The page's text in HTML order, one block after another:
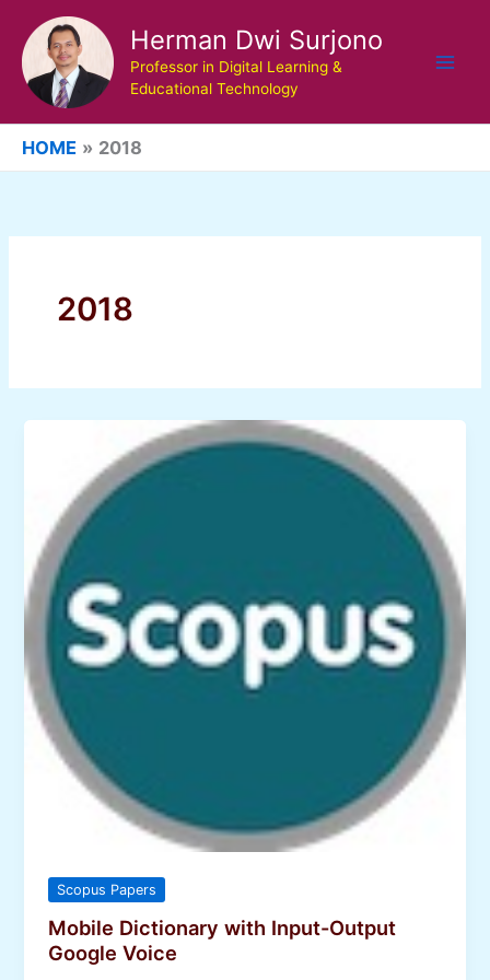
content
Herman Dwi Surjono
Professor in Digital Learning &
Educational Technology
HOME 2018
2018
Scopus Papers
Mobile Dictionary with Input-Output
Google Voice